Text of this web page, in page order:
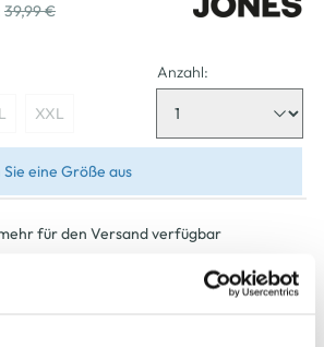
39,99 €
XXL
Anzahl:
eine Größe aus
für den Versand verfügbar